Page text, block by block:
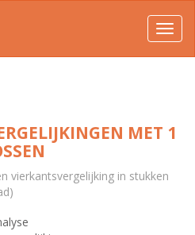
MET 1
vierkantsvergelijking in stukken